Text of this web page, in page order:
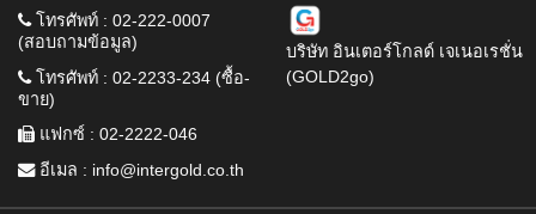
โทรศัพท์ : 02-222-0007
(สอบถามข้อมูล)
โทรศัพท์ : 02-2233-234 (ซื้อ-
ขาย)
แฟกซ์ : 02-2222-046
อีเมล : info@intergold.co.th
บริษัท อินเตอร์โกลด์ เจเนอเรชั่น
(GOLD2go)